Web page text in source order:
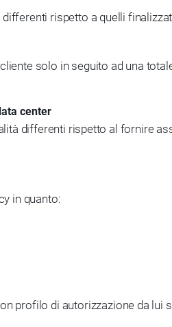
rispetto a quelli
solo in seguito ad una
center
differenti rispetto al fornire
in quanto:
profilo di autorizzazione da